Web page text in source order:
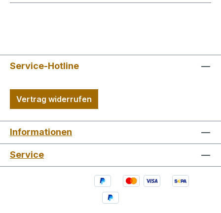
Service-Hotline
Vertrag widerrufen
Informationen
Service